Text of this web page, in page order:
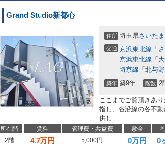
Grand Studio新都心
住所 埼玉県さいた
交通 京浜東北線 「
京浜東北線 「
埼京線 「 北与野
築年 築9年 階数 2
ここまでご覧頂きあ
指し、各沿線の各不
供し...
所在階 賃料 管理費・共益費 敷金
2階
4.7万円 5,000円 0万円 0